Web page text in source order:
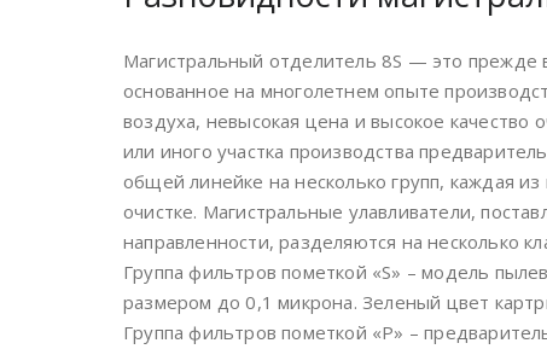
Магистральный отделитель 8S — это прежде
основанное на многолетнем опыте
воздуха, невысокая цена и высокое качество
или иного участка производства
общей линейке на несколько групп, каждая
очистке. Магистральные улавливатели,
направленности, разделяются на несколько
Группа фильтров пометкой «S» – модель
размером до 0,1 микрона. Зеленый цвет
Группа фильтров пометкой «P» –